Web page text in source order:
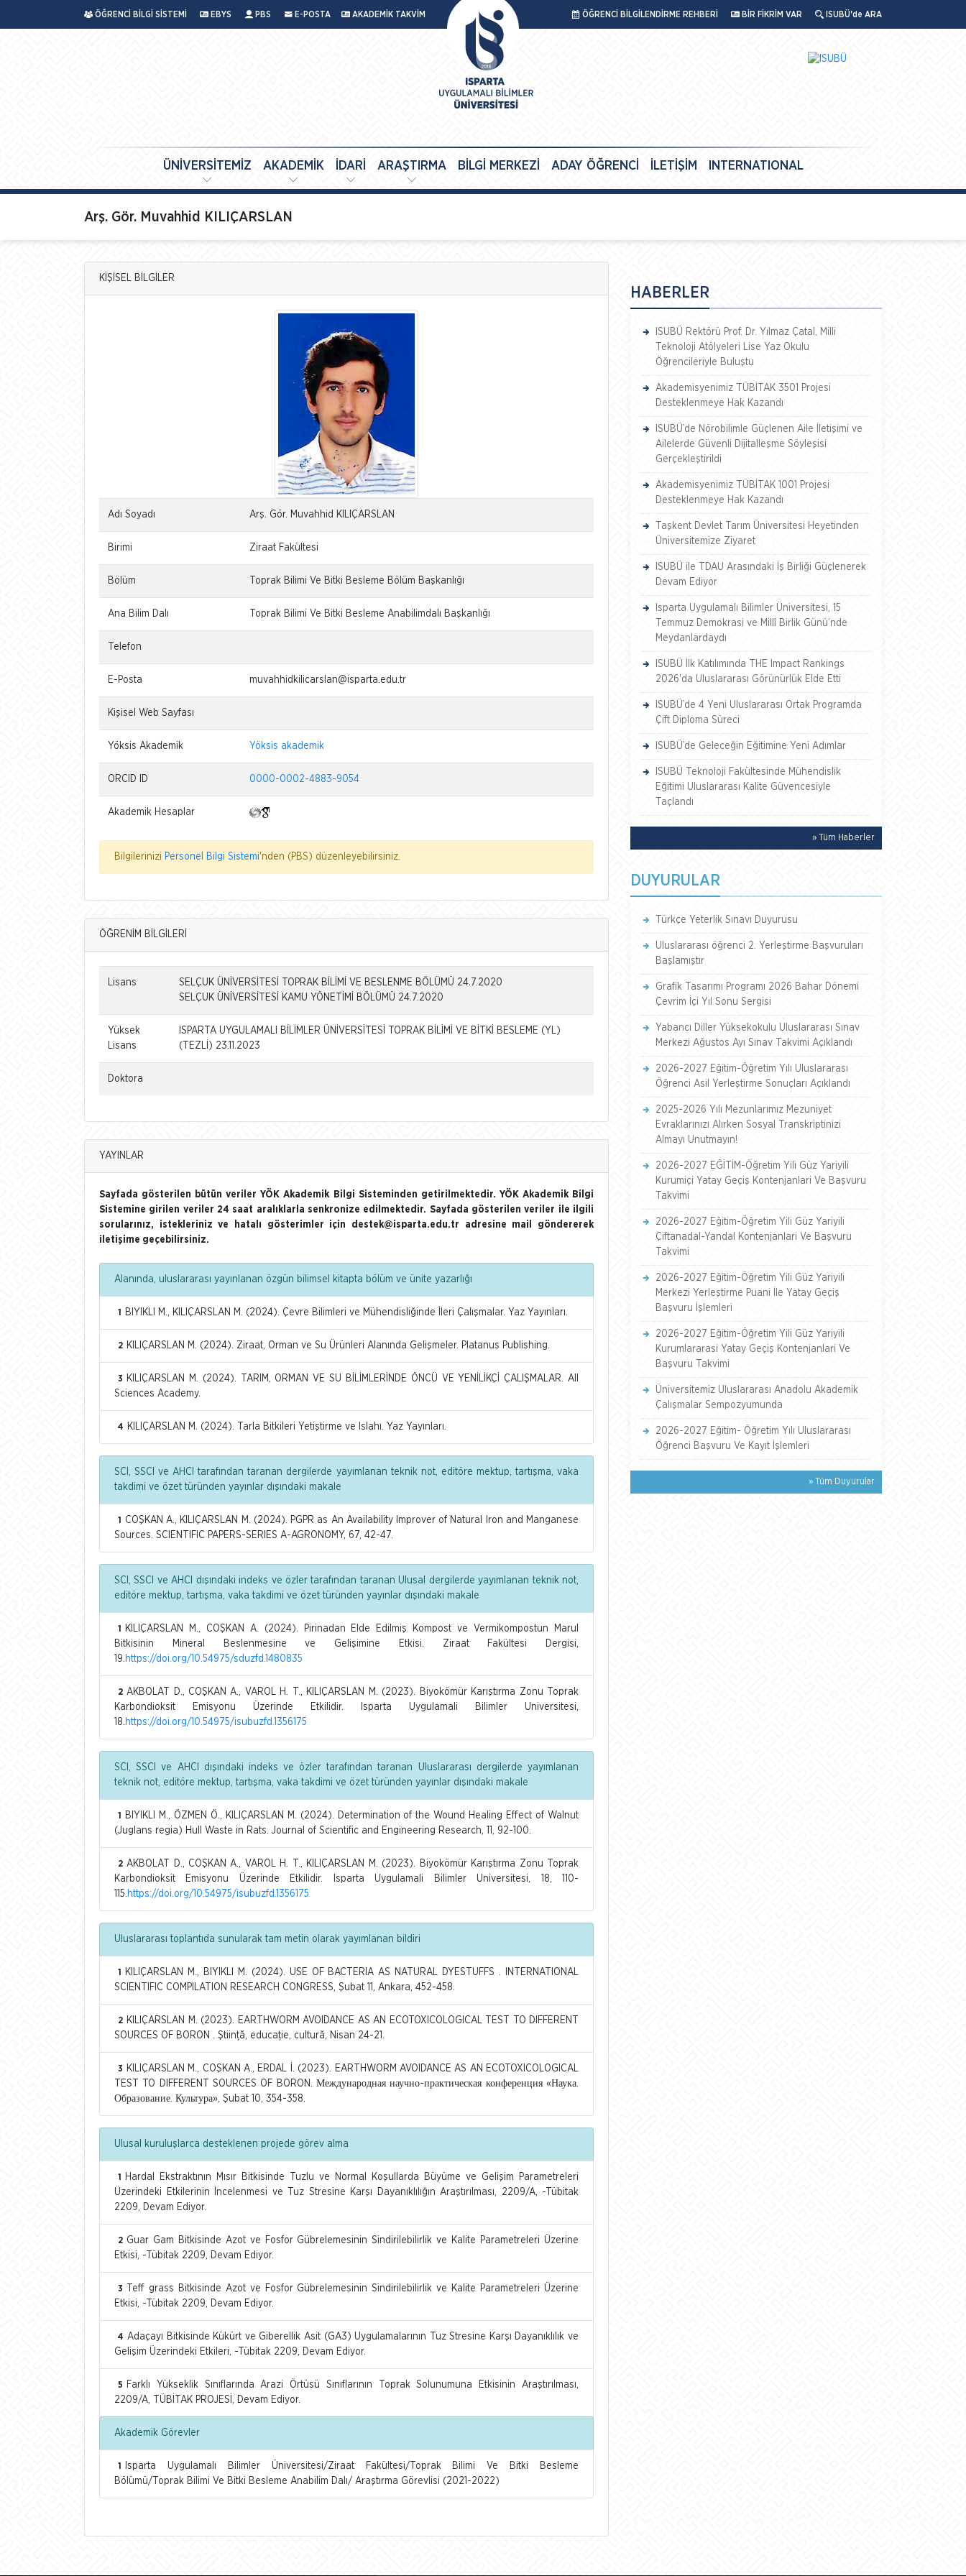
ÖĞRENCİ BİLGİ SİSTEMİ EBYS PBS E-POSTA AKADEMİK TAKVİM ÖĞRENCİ BİLGİLENDİRME REHBERİ BİR FİKRİM VAR ISUBÜ'de ARA
ÜNİVERSİTEMİZ AKADEMİK İDARİ ARAŞTIRMA BİLGİ MERKEZİ ADAY ÖĞRENCİ İLETİŞİM INTERNATIONAL
Arş. Gör. Muvahhid KILIÇARSLAN
KİŞİSEL BİLGİLER
Adı Soyadı Arş. Gör. Muvahhid KILIÇARSLAN
Birimi Ziraat Fakültesi
Bölüm Toprak Bilimi Ve Bitki Besleme Bölüm Başkanlığı
Ana Bilim Dalı Toprak Bilimi Ve Bitki Besleme Anabilimdalı Başkanlığı
Telefon
E-Posta muvahhidkilicarslan@isparta.edu.tr
Kişisel Web Sayfası
Yöksis Akademik Yöksis akademik
ORCID ID 0000-0002-4883-9054
Akademik Hesaplar
Bilgilerinizi Personel Bilgi Sistemi'nden (PBS) düzenleyebilirsiniz.
ÖĞRENİM BİLGİLERİ
Lisans
SELÇUK ÜNİVERSİTESİ TOPRAK BİLİMİ VE BESLENME BÖLÜMÜ 24.7.2020
SELÇUK ÜNİVERSİTESİ KAMU YÖNETİMİ BÖLÜMÜ 24.7.2020
Yüksek
Lisans
ISPARTA UYGULAMALI BİLİMLER ÜNİVERSİTESİ TOPRAK BİLİMİ VE BİTKİ BESLEME (YL)
(TEZLİ) 23.11.2023
Doktora
YAYINLAR
Sayfada gösterilen bütün veriler YÖK Akademik Bilgi Sisteminden getirilmektedir. YÖK Akademik Bilgi
Sistemine girilen veriler 24 saat aralıklarla senkronize edilmektedir. Sayfada gösterilen veriler ile ilgili
sorularınız, istekleriniz ve hatalı gösterimler için destek@isparta.edu.tr adresine mail göndererek
iletişime geçebilirsiniz.
Alanında, uluslararası yayınlanan özgün bilimsel kitapta bölüm ve ünite yazarlığı
1 BIYIKLI M., KILIÇARSLAN M. (2024). Çevre Bilimleri ve Mühendisliğinde İleri Çalışmalar. Yaz Yayınları.
2 KILIÇARSLAN M. (2024). Ziraat, Orman ve Su Ürünleri Alanında Gelişmeler. Platanus Publishing.
3
KILIÇARSLAN M. (2024). TARIM, ORMAN VE SU BİLİMLERİNDE ÖNCÜ VE YENİLİKÇİ ÇALIŞMALAR. All
Sciences Academy.
4 KILIÇARSLAN M. (2024). Tarla Bitkileri Yetiştirme ve Islahı. Yaz Yayınları.
SCI, SSCI ve AHCI tarafından taranan dergilerde yayımlanan teknik not, editöre mektup, tartışma, vaka
takdimi ve özet türünden yayınlar dışındaki makale
1
COŞKAN A., KILIÇARSLAN M. (2024). PGPR as An Availability Improver of Natural Iron and Manganese
Sources. SCIENTIFIC PAPERS-SERIES A-AGRONOMY, 67, 42-47.
SCI, SSCI ve AHCI dışındaki indeks ve özler tarafından taranan Ulusal dergilerde yayımlanan teknik not,
editöre mektup, tartışma, vaka takdimi ve özet türünden yayınlar dışındaki makale
1
KILIÇARSLAN M., COŞKAN A. (2024). Pirinadan Elde Edilmiş Kompost ve Vermikompostun Marul
Bitkisinin Mineral Beslenmesine ve Gelişimine Etkisi. Ziraat Fakültesi Dergisi,
19. https://doi.org/10.54975/sduzfd.1480835
2 AKBOLAT D., COŞKAN A., VAROL H. T., KILIÇARSLAN M. (2023). Biyokömür Karıştırma Zonu Toprak
Karbondioksit Emisyonu Üzerinde Etkilidir. Isparta Uygulamali Bilimler Universitesi,
18. https://doi.org/10.54975/isubuzfd.1356175
SCI, SSCI ve AHCI dışındaki indeks ve özler tarafından taranan Uluslararası dergilerde yayımlanan
teknik not, editöre mektup, tartışma, vaka takdimi ve özet türünden yayınlar dışındaki makale
1
BIYIKLI M., ÖZMEN Ö., KILIÇARSLAN M. (2024). Determination of the Wound Healing Effect of Walnut
(Juglans regia) Hull Waste in Rats. Journal of Scientific and Engineering Research, 11, 92-100.
2 AKBOLAT D., COŞKAN A., VAROL H. T., KILIÇARSLAN M. (2023). Biyokömür Karıştırma Zonu Toprak
Karbondioksit Emisyonu Üzerinde Etkilidir. Isparta Uygulamali Bilimler Universitesi, 18, 110-
115. https://doi.org/10.54975/isubuzfd.1356175
Uluslararası toplantıda sunularak tam metin olarak yayımlanan bildiri
1
KILIÇARSLAN M., BIYIKLI M. (2024). USE OF BACTERIA AS NATURAL DYESTUFFS . INTERNATIONAL
SCIENTIFIC COMPILATION RESEARCH CONGRESS, Şubat 11, Ankara, 452-458.
2 KILIÇARSLAN M. (2023). EARTHWORM AVOIDANCE AS AN ECOTOXICOLOGICAL TEST TO DIFFERENT
SOURCES OF BORON . Ştiinţă, educaţie, cultură, Nisan 24-21.
3
KILIÇARSLAN M., COŞKAN A., ERDAL İ. (2023). EARTHWORM AVOIDANCE AS AN ECOTOXICOLOGICAL
TEST TO DIFFERENT SOURCES OF BORON. Международная научно-практическая конференция «Наука.
Образование. Культура», Şubat 10, 354-358.
Ulusal kuruluşlarca desteklenen projede görev alma
1
Hardal Ekstraktının Mısır Bitkisinde Tuzlu ve Normal Koşullarda Büyüme ve Gelişim Parametreleri
Üzerindeki Etkilerinin İncelenmesi ve Tuz Stresine Karşı Dayanıklılığın Araştırılması, 2209/A, -Tübitak
2209, Devam Ediyor.
2 Guar Gam Bitkisinde Azot ve Fosfor Gübrelemesinin Sindirilebilirlik ve Kalite Parametreleri Üzerine
Etkisi, -Tübitak 2209, Devam Ediyor.
3
Teff grass Bitkisinde Azot ve Fosfor Gübrelemesinin Sindirilebilirlik ve Kalite Parametreleri Üzerine
Etkisi, -Tübitak 2209, Devam Ediyor.
4 Adaçayı Bitkisinde Kükürt ve Giberellik Asit (GA3) Uygulamalarının Tuz Stresine Karşı Dayanıklılık ve
Gelişim Üzerindeki Etkileri, -Tübitak 2209, Devam Ediyor.
5
Farklı Yükseklik Sınıflarında Arazi Örtüsü Sınıflarının Toprak Solunumuna Etkisinin Araştırılması,
2209/A, TÜBİTAK PROJESİ, Devam Ediyor.
Akademik Görevler
1
Isparta Uygulamalı Bilimler Üniversitesi/Ziraat Fakültesi/Toprak Bilimi Ve Bitki Besleme
Bölümü/Toprak Bilimi Ve Bitki Besleme Anabilim Dalı/ Araştırma Görevlisi (2021-2022)
HABERLER
ISUBÜ Rektörü Prof. Dr. Yılmaz Çatal, Milli
Teknoloji Atölyeleri Lise Yaz Okulu
Öğrencileriyle Buluştu
Akademisyenimiz TÜBİTAK 3501 Projesi
Desteklenmeye Hak Kazandı
ISUBÜ’de Nörobilimle Güçlenen Aile İletişimi ve
Ailelerde Güvenli Dijitalleşme Söyleşisi
Gerçekleştirildi
Akademisyenimiz TÜBİTAK 1001 Projesi
Desteklenmeye Hak Kazandı
Taşkent Devlet Tarım Üniversitesi Heyetinden
Üniversitemize Ziyaret
ISUBÜ ile TDAU Arasındaki İş Birliği Güçlenerek
Devam Ediyor
Isparta Uygulamalı Bilimler Üniversitesi, 15
Temmuz Demokrasi ve Millî Birlik Günü’nde
Meydanlardaydı
ISUBÜ İlk Katılımında THE Impact Rankings
2026'da Uluslararası Görünürlük Elde Etti
ISUBÜ’de 4 Yeni Uluslararası Ortak Programda
Çift Diploma Süreci
ISUBÜ’de Geleceğin Eğitimine Yeni Adımlar
ISUBÜ Teknoloji Fakültesinde Mühendislik
Eğitimi Uluslararası Kalite Güvencesiyle
Taçlandı
» Tüm Haberler
DUYURULAR
Türkçe Yeterlik Sınavı Duyurusu
Uluslararası öğrenci 2. Yerleştirme Başvuruları
Başlamıştır
Grafik Tasarımı Programı 2026 Bahar Dönemi
Çevrim İçi Yıl Sonu Sergisi
Yabancı Diller Yüksekokulu Uluslararası Sınav
Merkezi Ağustos Ayı Sınav Takvimi Açıklandı
2026-2027 Eğitim-Öğretim Yılı Uluslararası
Öğrenci Asil Yerleştirme Sonuçları Açıklandı
2025-2026 Yılı Mezunlarımız Mezuniyet
Evraklarınızı Alırken Sosyal Transkriptinizi
Almayı Unutmayın!
2026-2027 EĞİTİM-Öğretim Yili Güz Yariyili
Kurumiçi Yatay Geçiş Kontenjanlari Ve Başvuru
Takvimi
2026-2027 Eğitim-Öğretim Yili Güz Yariyili
Çiftanadal-Yandal Kontenjanlari Ve Başvuru
Takvimi
2026-2027 Eğitim-Öğretim Yili Güz Yariyili
Merkezi Yerleştirme Puani İle Yatay Geçiş
Başvuru İşlemleri
2026-2027 Eğitim-Öğretim Yili Güz Yariyili
Kurumlararasi Yatay Geçiş Kontenjanlari Ve
Başvuru Takvimi
Üniversitemiz Uluslararası Anadolu Akademik
Çalışmalar Sempozyumunda
2026-2027 Eğitim- Öğretim Yılı Uluslararası
Öğrenci Başvuru Ve Kayıt İşlemleri
» Tüm Duyurular